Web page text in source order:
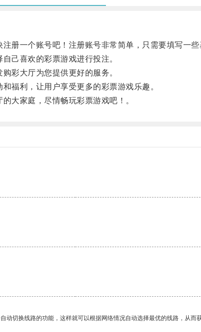
一个账号吧！注册账号非常简单，只需要填写一些
己喜欢的彩票游戏进行投注。
彩大厅为您提供更好的服务。
利，让用户享受更多的彩票游戏乐趣。
大家庭，尽情畅玩彩票游戏吧！。
切换线路的功能，这样就可以根据网络情况自动选择最优的线路，从而